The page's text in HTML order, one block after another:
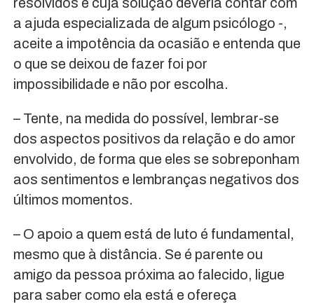
a ajuda especializada de algum psicólogo -,
aceite a impotência da ocasião e entenda que
o que se deixou de fazer foi por
impossibilidade e não por escolha.
– Tente, na medida do possível, lembrar-se
dos aspectos positivos da relação e do amor
envolvido, de forma que eles se sobreponham
aos sentimentos e lembranças negativos dos
últimos momentos.
– O apoio a quem está de luto é fundamental,
mesmo que à distância. Se é parente ou
amigo da pessoa próxima ao falecido, ligue
para saber como ela está e ofereça